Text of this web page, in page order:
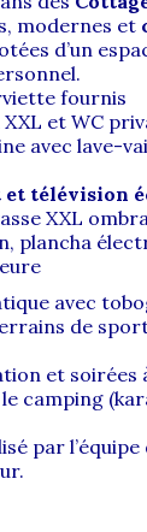
modernes et
d’un
fournis
XXL et WC
avec lave-
télévision
XXL
plancha
avec
de
et soirées
camping
par l’équipe